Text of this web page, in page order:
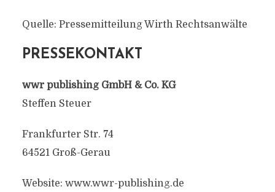
Quelle: Pressemitteilung Wirth Rechtsanwälte
PRESSEKONTAKT
wwr publishing GmbH & Co. KG
Steffen Steuer
Frankfurter Str. 74
64521 Groß-Gerau
Website: www.wwr-publishing.de